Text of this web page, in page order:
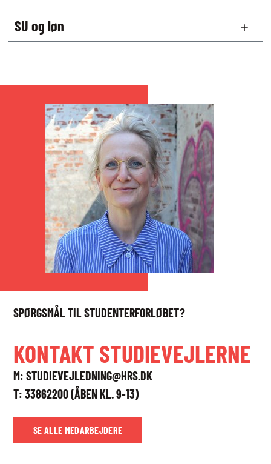
SU og løn
SPØRGSMÅL TIL STUDENTERFORLØBET?
KONTAKT STUDIEVEJLERNE
M: STUDIEVEJLEDNING@HRS.DK
T: 33862200 (ÅBEN KL. 9-13)
SE ALLE MEDARBEJDERE